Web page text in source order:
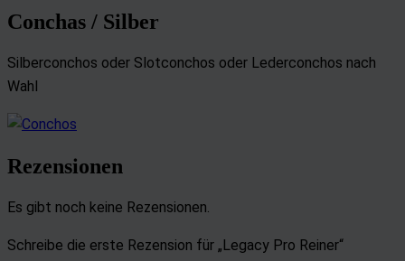
Conchas / Silber
Silberconchos oder Slotconchos oder Lederconchos nach
Wahl
Rezensionen
Es gibt noch keine Rezensionen.
Schreibe die erste Rezension für „Legacy Pro Reiner“